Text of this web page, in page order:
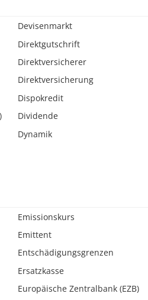
Devisenmarkt
Direktgutschrift
Direktversicherer
Direktversicherung
Dispokredit
Dividende
Dynamik
Emissionskurs
Emittent
Entschädigungsgrenzen
Ersatzkasse
Europäische Zentralbank (EZB)